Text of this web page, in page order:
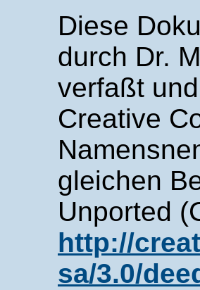
Diese
durch Dr.
verfaßt
Creative
gleichen
Unported
http://
sa/3.0/